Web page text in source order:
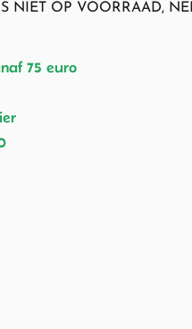
NIET OP VOORRAAD,
75 euro